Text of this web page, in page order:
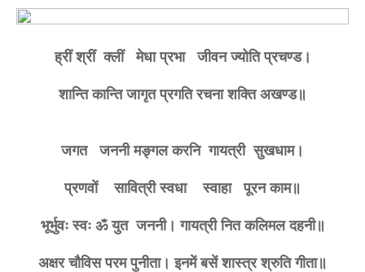
ह्रीं श्रीं क्लीं मेधा प्रभा जीवन ज्योति प्रचण्ड।
शान्ति कान्ति जागृत प्रगति रचना शक्ति अखण्ड॥
जगत जननी मङ्गल करनि गायत्री सुखधाम।
प्रणवों सावित्री स्वधा स्वाहा पूरन काम॥
भूर्भुवः स्वः ॐ युत जननी। गायत्री नित कलिमल दहनी॥
अक्षर चौविस परम पुनीता। इनमें बसें शास्त्र श्रुति गीता॥